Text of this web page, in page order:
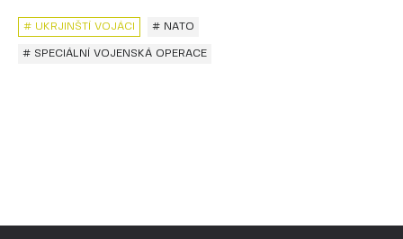
# NATO
# SPECIÁLNÍ VOJENSKÁ OPERACE
# UKRJINŠTÍ VOJÁCI